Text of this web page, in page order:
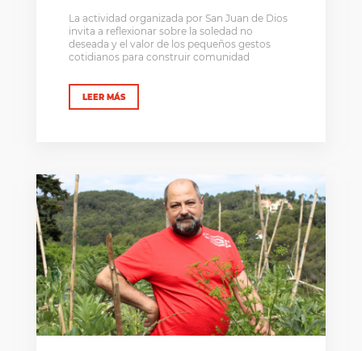
La actividad organizada por San Juan de Dios
invita a reflexionar sobre la soledad no
deseada y el valor de los pequeños gestos
cotidianos para construir comunidad
LEER MÁS